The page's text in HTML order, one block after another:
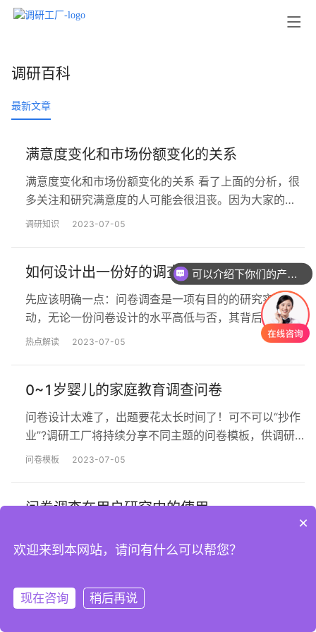
调研百科
最新文章
满意度变化和市场份额变化的关系
满意度变化和市场份额变化的关系 看了上面的分析，很
多关注和研究满意度的人可能会很沮丧。因为大家的潜
意识里都希望高的顾客满意度导致高的市场份额。实际
是，销售量不仅仅受到满意度的影响，还受到其它因素
的影响，比如：有限的产品/服务提供者、高昂的转换成
本、长期的情感依赖等…
调研知识 2023-07-05
如何设计出一份好的调查问卷？
先应该明确一点：问卷调查是一项有目的的研究实践活
动，无论一份问卷设计的水平高低与否，其背后必然存
在着特定的研究目的。因此将要设计的问卷就是为你的
践活动，那么从理论指导实践的角度出发进行就是必须
的，即设计问卷前必须要做好充足的理论准备，宏观层
面上应做到以下两点： 1…
热点解读 2023-07-05
0~1岁婴儿的家庭教育调查问卷
问卷设计太难了，出题要花太长时间了！可不可以“抄作
业”?调研工厂将持续分享不同主题的问卷模板，供调研
入门者参考、引用。今天调研工厂给大家带来的是“0~1
板用于婴儿家庭教育调查问卷，模板包含27道题，题目
人）…
问卷模板 2023-07-05
问卷调查在用户研究中的使用
门，政府的统计局统计队，高校等研究机构，咨询公
邮寄，随机街访，入户调查，走进特定群体中邀请填
写， 电子邮件发放，社交网络传播，熟人滚雪球推荐，
注册
×
欢迎来到本网站，请问有什么可以帮您？
现在咨询 稍后再说